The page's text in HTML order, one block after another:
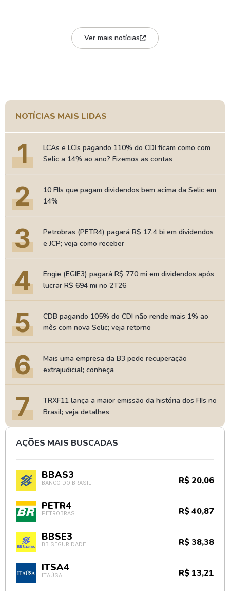
Ver mais notícias
NOTÍCIAS MAIS LIDAS
1
LCAs e LCIs pagando 110% do CDI ficam como com
Selic a 14% ao ano? Fizemos as contas
2
10 FIIs que pagam dividendos bem acima da Selic em
14%
3
Petrobras (PETR4) pagará R$ 17,4 bi em dividendos
e JCP; veja como receber
4
Engie (EGIE3) pagará R$ 770 mi em dividendos após
lucrar R$ 694 mi no 2T26
5
CDB pagando 105% do CDI não rende mais 1% ao
mês com nova Selic; veja retorno
6
Mais uma empresa da B3 pede recuperação
extrajudicial; conheça
7
TRXF11 lança a maior emissão da história dos FIIs no
Brasil; veja detalhes
AÇÕES MAIS BUSCADAS
BBAS3
BANCO DO BRASIL R$ 20,06
PETR4
PETROBRAS R$ 40,87
BBSE3
BB SEGURIDADE R$ 38,38
ITSA4
ITAÚSA R$ 13,21